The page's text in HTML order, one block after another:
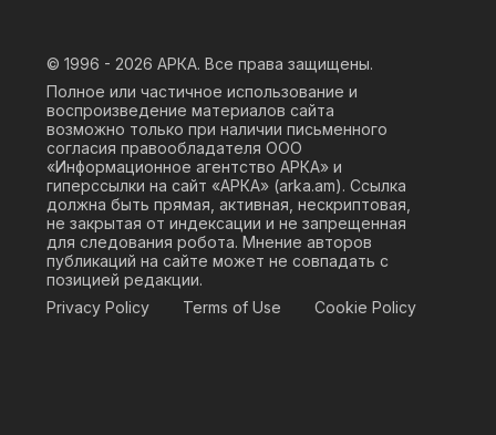
© 1996 - 2026 АРКА. Все права защищены.
Полное или частичное использование и
воспроизведение материалов сайта
возможно только при наличии письменного
согласия правообладателя ООО
«Информационное агентство АРКА» и
гиперссылки на сайт «АРКА» (arka.am). Ссылка
должна быть прямая, активная, нескриптовая,
не закрытая от индексации и не запрещенная
для следования робота. Мнение авторов
публикаций на сайте может не совпадать с
позицией редакции.
Privacy Policy
Terms of Use Cookie Policy